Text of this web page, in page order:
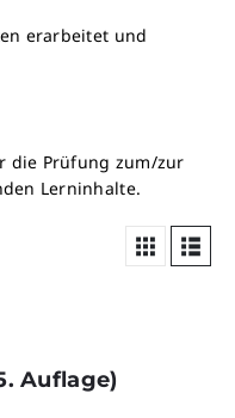
erarbeitet und
die Prüfung zum/zur
Lerninhalte.
Auflage)